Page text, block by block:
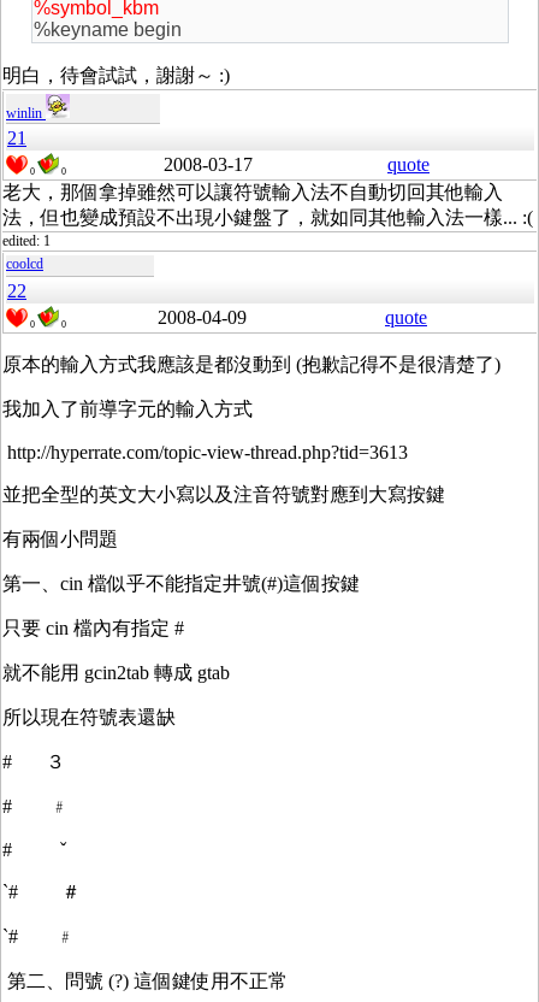
%symbol_kbm
%keyname begin
明白，待會試試，謝謝～ :)
winlin
21
0 0 2008-03-17
quote
老大，那個拿掉雖然可以讓符號輸入法不自動切回其他輸入
法，但也變成預設不出現小鍵盤了，就如同其他輸入法一樣... :(
edited: 1
coolcd
22
0 0 2008-04-09 quote
原本的輸入方式我應該是都沒動到 (抱歉記得不是很清楚了)
我加入了前導字元的輸入方式
http://hyperrate.com/topic-view-thread.php?tid=3613
並把全型的英文大小寫以及注音符號對應到大寫按鍵
有兩個小問題
第一、cin 檔似乎不能指定井號(#)這個按鍵
只要 cin 檔內有指定 #
就不能用 gcin2tab 轉成 gtab
所以現在符號表還缺
# ３
# ﹟
# ˇ
`# ＃
`# ﹟
第二、問號 (?) 這個鍵使用不正常